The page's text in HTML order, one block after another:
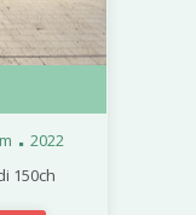
. 2022
150ch